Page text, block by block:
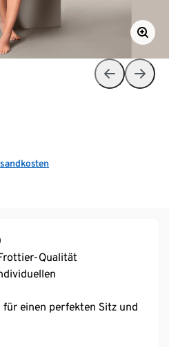
Qualität
einen perfekten Sitz und